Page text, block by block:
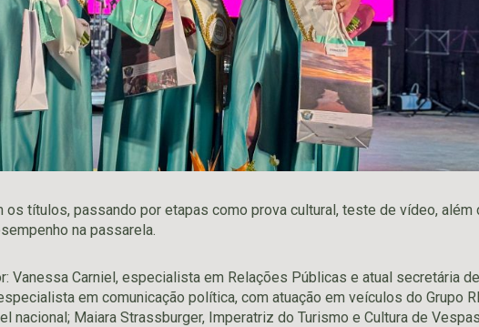
títulos, passando por etapas como prova cultural, teste de vídeo, além
na passarela.
Vanessa Carniel, especialista em Relações Públicas e atual secretária
em comunicação política, com atuação em veículos do Grupo
nacional; Maiara Strassburger, Imperatriz do Turismo e Cultura de